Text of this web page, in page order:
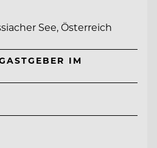
See, Österreich
IM